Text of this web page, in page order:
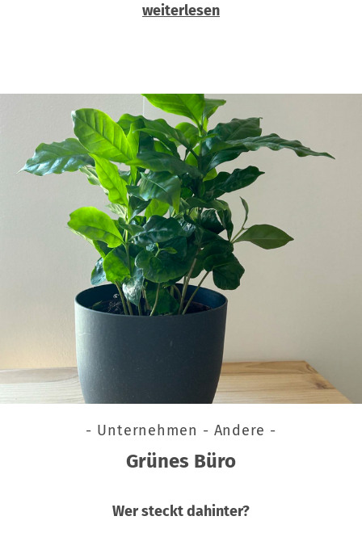
weiterlesen
- Unternehmen - Andere -
Grünes Büro
Wer steckt dahinter?